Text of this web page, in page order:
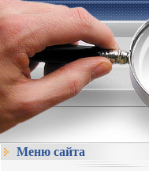
Меню сайта